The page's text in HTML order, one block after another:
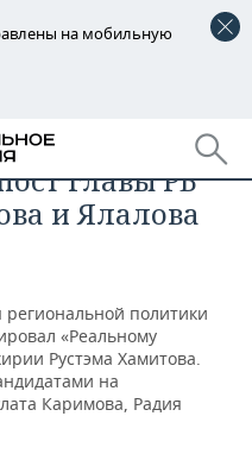
на мобильную
главы РБ
и Ялалова
региональной политики
«Реальному
Рустэма Хамитова.
на
Каримова, Радия